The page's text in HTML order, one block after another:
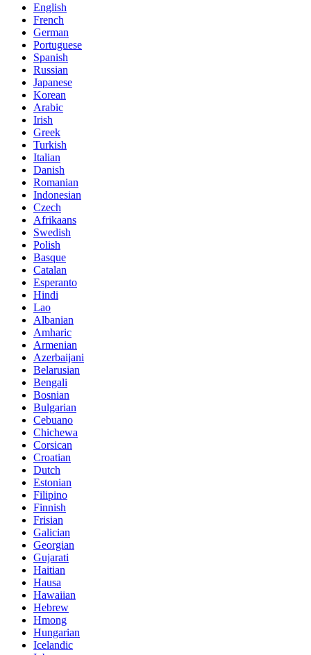
English
French
German
Portuguese
Spanish
Russian
Japanese
Korean
Arabic
Irish
Greek
Turkish
Italian
Danish
Romanian
Indonesian
Czech
Afrikaans
Swedish
Polish
Basque
Catalan
Esperanto
Hindi
Lao
Albanian
Amharic
Armenian
Azerbaijani
Belarusian
Bengali
Bosnian
Bulgarian
Cebuano
Chichewa
Corsican
Croatian
Dutch
Estonian
Filipino
Finnish
Frisian
Galician
Georgian
Gujarati
Haitian
Hausa
Hawaiian
Hebrew
Hmong
Hungarian
Icelandic